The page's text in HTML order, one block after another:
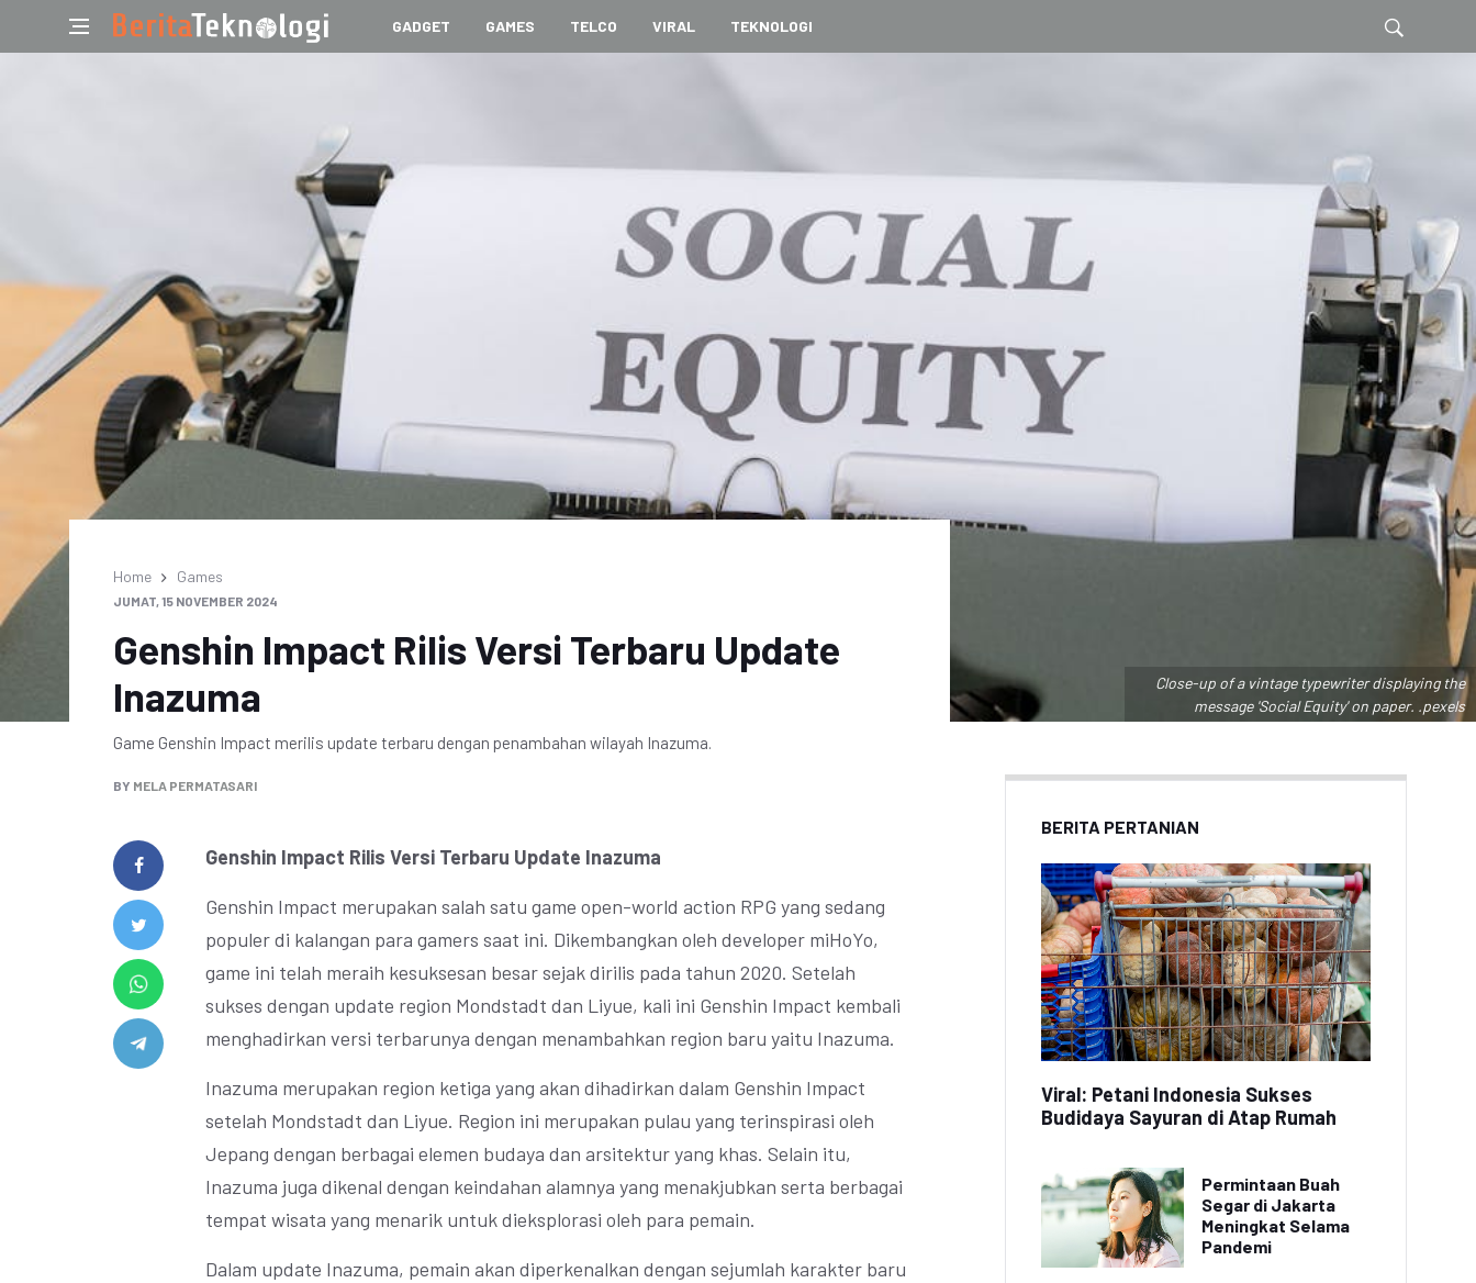
GADGET GAMES TELCO VIRAL TEKNOLOGI
Close-up of a vintage typewriter displaying the
message 'Social Equity' on paper. .pexels
Home Games
JUMAT, 15 NOVEMBER 2024
Genshin Impact Rilis Versi Terbaru Update
Inazuma
Game Genshin Impact merilis update terbaru dengan penambahan wilayah Inazuma.
BY MELA PERMATASARI
Genshin Impact Rilis Versi Terbaru Update Inazuma
Genshin Impact merupakan salah satu game open-world action RPG yang sedang
populer di kalangan para gamers saat ini. Dikembangkan oleh developer miHoYo,
game ini telah meraih kesuksesan besar sejak dirilis pada tahun 2020. Setelah
sukses dengan update region Mondstadt dan Liyue, kali ini Genshin Impact kembali
menghadirkan versi terbarunya dengan menambahkan region baru yaitu Inazuma.
Inazuma merupakan region ketiga yang akan dihadirkan dalam Genshin Impact
setelah Mondstadt dan Liyue. Region ini merupakan pulau yang terinspirasi oleh
Jepang dengan berbagai elemen budaya dan arsitektur yang khas. Selain itu,
Inazuma juga dikenal dengan keindahan alamnya yang menakjubkan serta berbagai
tempat wisata yang menarik untuk dieksplorasi oleh para pemain.
Dalam update Inazuma, pemain akan diperkenalkan dengan sejumlah karakter baru
BERITA PERTANIAN
Viral: Petani Indonesia Sukses
Budidaya Sayuran di Atap Rumah
Permintaan Buah
Segar di Jakarta
Meningkat Selama
Pandemi